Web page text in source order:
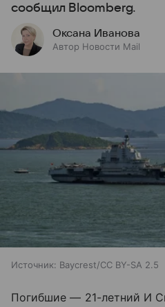
сообщил Bloomberg.
Оксана Иванова
Автор Новости Mail
Источник: Baycrest/CC BY-SA 2.5
Погибшие — 21-летний И